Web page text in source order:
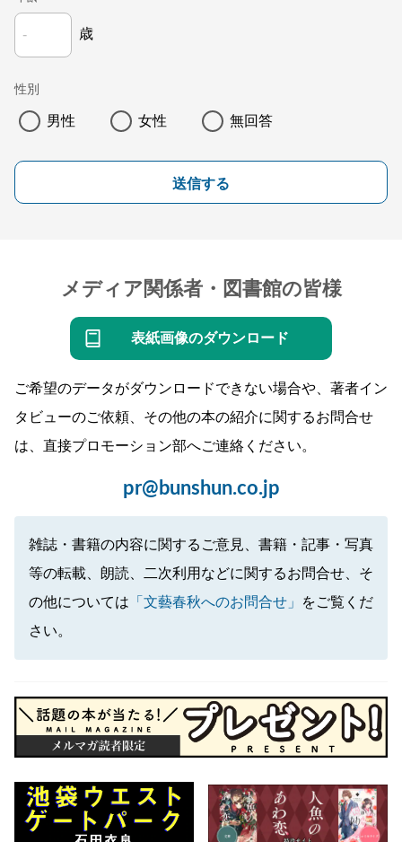
歳
性別
男性 女性 無回答
送信する
メディア関係者・図書館の皆様
表紙画像のダウンロード
ご希望のデータがダウンロードできない場合や、著者イン
タビューのご依頼、その他の本の紹介に関するお問合せ
は、直接プロモーション部へご連絡ください。
pr@bunshun.co.jp
雑誌・書籍の内容に関するご意見、書籍・記事・写真
等の転載、朗読、二次利用などに関するお問合せ、そ
の他については 「文藝春秋へのお問合せ」
をご覧くだ
さい。